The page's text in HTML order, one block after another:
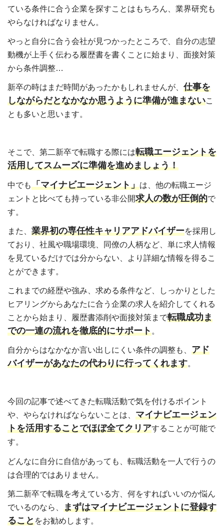
ている条件に合う企業を探すことはもちろん、業界研究も
やらなければなりません。
やっと自分に合う会社が見つかったところで、自分の志望
動機が上手く伝わる履歴書を書くことに始まり、面接対策
から条件調整…
新卒の時はまだ時間があったかもしれませんが、 仕事を
しながらだとなかなか思うように準備が進まないこ
とも多いと思います。
そこで、第二新卒で転職する際には転職エージェントを
活用してスムーズに準備を進めましょう！
中でも「マイナビエージェント」は、他の転職エージ
ェントと比べても持っている非公開求人の数が圧倒的で
す。
また、 業界初の専任性キャリアアドバイザーを採用し
ており、社風や職場環境、同僚の人柄など、単に求人情報
を見ているだけでは分からない、より詳細な情報を得るこ
とができます。
これまでの経歴や強み、求める条件など、しっかりとした
ヒアリングからあなたに合う企業の求人を紹介してくれる
ことから始まり、履歴書添削や面接対策まで転職成功ま
での一連の流れを徹底的にサポート。
自分からはなかなか言い出しにくい条件の調整も、 アド
バイザーがあなたの代わりに行ってくれます。
今回の記事で述べてきた転職活動で気を付けるポイント
や、やらなければならないことは、 マイナビエージェン
トを活用することでほぼ全てクリアすることが可能で
す。
どんなに自分に自信があっても、転職活動を一人で行うの
は合理的ではありません。
第二新卒で転職を考えている方、何をすればいいのか悩ん
でいるのなら、 まずはマイナビエージェントに登録す
ることをお勧めします。